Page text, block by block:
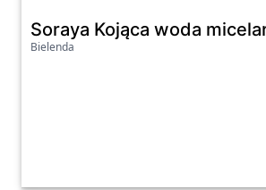
Soraya Kojąca woda
Bielenda